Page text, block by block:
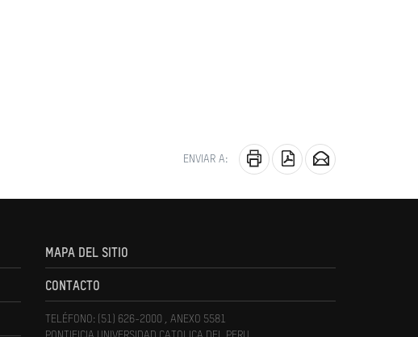
ENVIAR A:
MAPA DEL SITIO
CONTACTO
TELÉFONO: (51) 626-2000 , ANEXO 5581